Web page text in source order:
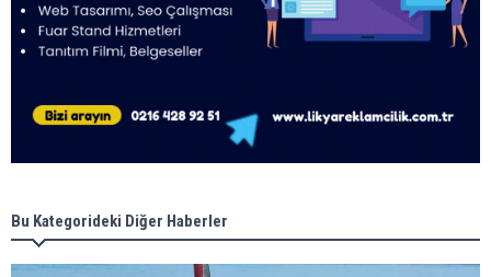
Bu Kategorideki Diğer Haberler